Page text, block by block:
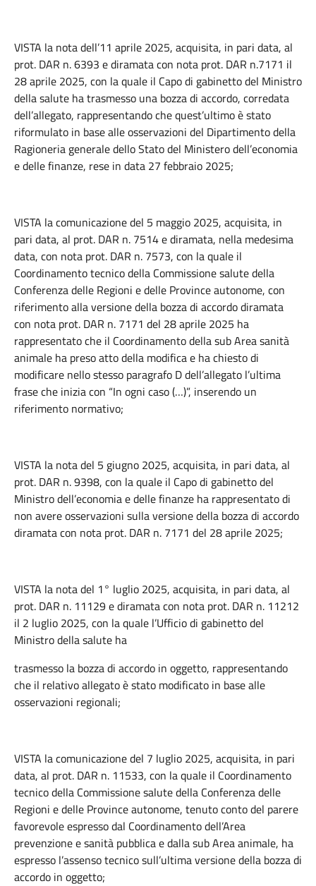
VISTA la nota dell’11 aprile 2025, acquisita, in pari data, al
prot. DAR n. 6393 e diramata con nota prot. DAR n.7171 il
28 aprile 2025, con la quale il Capo di gabinetto del Ministro
della salute ha trasmesso una bozza di accordo, corredata
dell’allegato, rappresentando che quest’ultimo è stato
riformulato in base alle osservazioni del Dipartimento della
Ragioneria generale dello Stato del Ministero dell’economia
e delle finanze, rese in data 27 febbraio 2025;
VISTA la comunicazione del 5 maggio 2025, acquisita, in
pari data, al prot. DAR n. 7514 e diramata, nella medesima
data, con nota prot. DAR n. 7573, con la quale il
Coordinamento tecnico della Commissione salute della
Conferenza delle Regioni e delle Province autonome, con
riferimento alla versione della bozza di accordo diramata
con nota prot. DAR n. 7171 del 28 aprile 2025 ha
rappresentato che il Coordinamento della sub Area sanità
animale ha preso atto della modifica e ha chiesto di
modificare nello stesso paragrafo D dell’allegato l’ultima
frase che inizia con “In ogni caso (…)”, inserendo un
riferimento normativo;
VISTA la nota del 5 giugno 2025, acquisita, in pari data, al
prot. DAR n. 9398, con la quale il Capo di gabinetto del
Ministro dell’economia e delle finanze ha rappresentato di
non avere osservazioni sulla versione della bozza di accordo
diramata con nota prot. DAR n. 7171 del 28 aprile 2025;
VISTA la nota del 1° luglio 2025, acquisita, in pari data, al
prot. DAR n. 11129 e diramata con nota prot. DAR n. 11212
il 2 luglio 2025, con la quale l’Ufficio di gabinetto del
Ministro della salute ha
trasmesso la bozza di accordo in oggetto, rappresentando
che il relativo allegato è stato modificato in base alle
osservazioni regionali;
VISTA la comunicazione del 7 luglio 2025, acquisita, in pari
data, al prot. DAR n. 11533, con la quale il Coordinamento
tecnico della Commissione salute della Conferenza delle
Regioni e delle Province autonome, tenuto conto del parere
favorevole espresso dal Coordinamento dell’Area
prevenzione e sanità pubblica e dalla sub Area animale, ha
espresso l’assenso tecnico sull’ultima versione della bozza di
accordo in oggetto;